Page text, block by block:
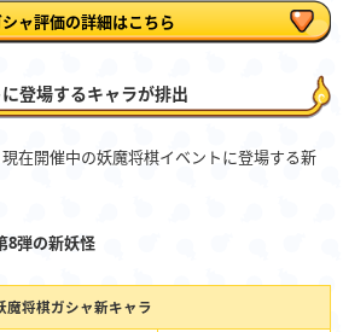
ャ評価の詳細はこちら
登場するキャラが排出
現在開催中の妖魔将棋イベントに登場する新
8弾の新妖怪
魔将棋ガシャ新キャラ